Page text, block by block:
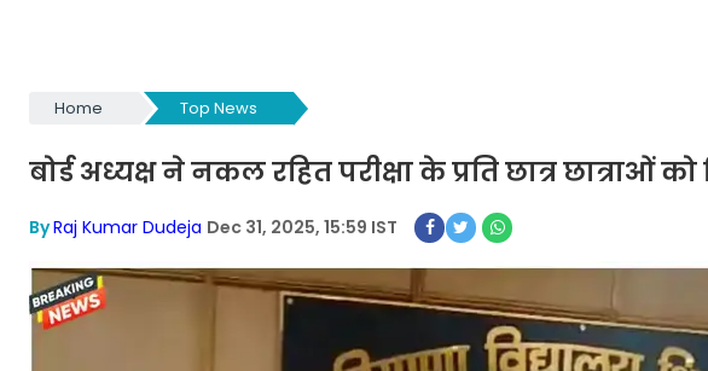
Home Top News
बोर्ड अध्यक्ष ने नकल रहित परीक्षा के प्रति छात्र छात्राओं को
ByRaj Kumar Dudeja Dec 31, 2025, 15:59 IST